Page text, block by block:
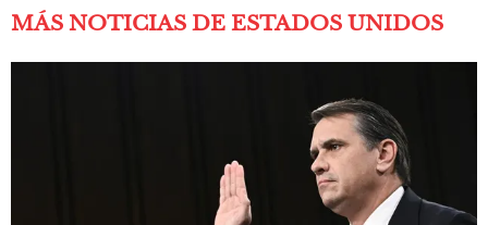
MÁS NOTICIAS DE ESTADOS UNIDOS